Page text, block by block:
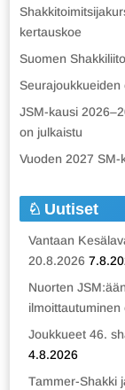
kertauskoe
Suomen
JSM-kausi
on julkaistu
Vuoden 2027
Uutiset
Vantaan
20.8.2026
Nuorten
ilmoittautuminen
Joukkueet 46.
4.8.2026
Tammer-Shakki